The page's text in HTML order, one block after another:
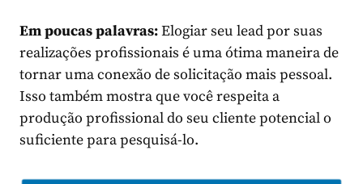
Em poucas palavras:Elogiar seu lead por suas
realizações profissionais é uma ótima maneira de
tornar uma conexão de solicitação mais pessoal.
Isso também mostra que você respeita a
produção profissional do seu cliente potencial o
suficiente para pesquisá-lo.